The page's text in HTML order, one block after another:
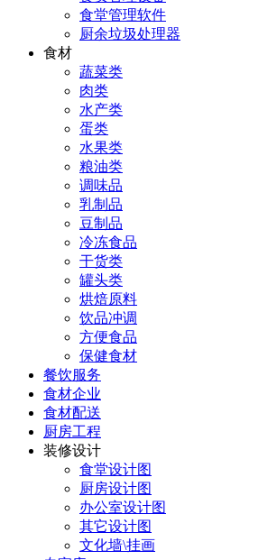
食堂管理软件
厨余垃圾处理器
食材
蔬菜类
肉类
水产类
蛋类
水果类
粮油类
调味品
乳制品
豆制品
冷冻食品
干货类
罐头类
烘焙原料
饮品冲调
方便食品
保健食材
餐饮服务
食材企业
食材配送
厨房工程
装修设计
食堂设计图
厨房设计图
办公室设计图
其它设计图
文化墙\挂画